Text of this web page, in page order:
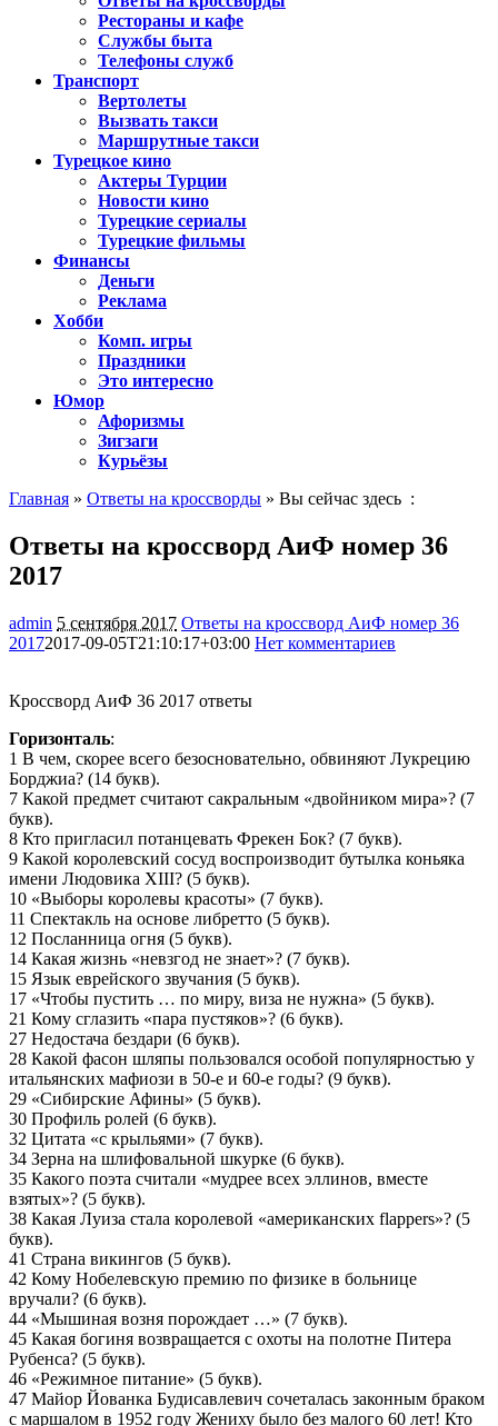
Рестораны и кафе
Службы быта
Телефоны служб
Транспорт
Вертолеты
Вызвать такси
Маршрутные такси
Турецкое кино
Актеры Турции
Новости кино
Турецкие сериалы
Турецкие фильмы
Финансы
Деньги
Реклама
Хобби
Комп. игры
Праздники
Это интересно
Юмор
Афоризмы
Зигзаги
Курьёзы
Главная » Ответы на кроссворды » Вы сейчас здесь :
Ответы на кроссворд АиФ номер 36
2017
admin 5 сентября 2017 Ответы на кроссворд АиФ номер 36
20172017-09-05T21:10:17+03:00 Нет комментариев
Кроссворд АиФ 36 2017 ответы
Горизонталь:
1 В чем, скорее всего безосновательно, обвиняют Лукрецию
Борджиа? (14 букв).
7 Какой предмет считают сакральным «двойником мира»? (7
букв).
8 Кто пригласил потанцевать Фрекен Бок? (7 букв).
9 Какой королевский сосуд воспроизводит бутылка коньяка
имени Людовика XIII? (5 букв).
10 «Выборы королевы красоты» (7 букв).
11 Спектакль на основе либретто (5 букв).
12 Посланница огня (5 букв).
14 Какая жизнь «невзгод не знает»? (7 букв).
15 Язык еврейского звучания (5 букв).
17 «Чтобы пустить … по миру, виза не нужна» (5 букв).
21 Кому сглазить «пара пустяков»? (6 букв).
27 Недостача бездари (6 букв).
28 Какой фасон шляпы пользовался особой популярностью у
итальянских мафиози в 50-е и 60-е годы? (9 букв).
29 «Сибирские Афины» (5 букв).
30 Профиль ролей (6 букв).
32 Цитата «с крыльями» (7 букв).
34 Зерна на шлифовальной шкурке (6 букв).
35 Какого поэта считали «мудрее всех эллинов, вместе
взятых»? (5 букв).
38 Какая Луиза стала королевой «американских flappers»? (5
букв).
41 Страна викингов (5 букв).
42 Кому Нобелевскую премию по физике в больнице
вручали? (6 букв).
44 «Мышиная возня порождает …» (7 букв).
45 Какая богиня возвращается с охоты на полотне Питера
Рубенса? (5 букв).
46 «Режимное питание» (5 букв).
47 Майор Йованка Будисавлевич сочеталась законным браком
с маршалом в 1952 году Жениху было без малого 60 лет! Кто